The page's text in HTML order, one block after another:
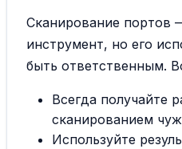
Сканирование
инструмент, но его
быть ответственным.
Всегда получайте
сканированием
Используйте